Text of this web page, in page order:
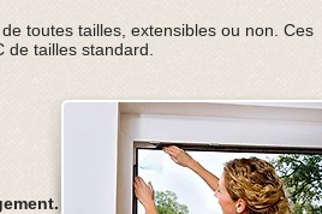
toutes tailles, extensibles ou non. Ces
de tailles standard.